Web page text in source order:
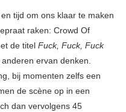
tijd om ons klaar te maken
raken: Crowd Of
de titel Fuck, Fuck, Fuck
ervan denken.
bij momenten zelfs een
de scène op in een
dan vervolgens 45